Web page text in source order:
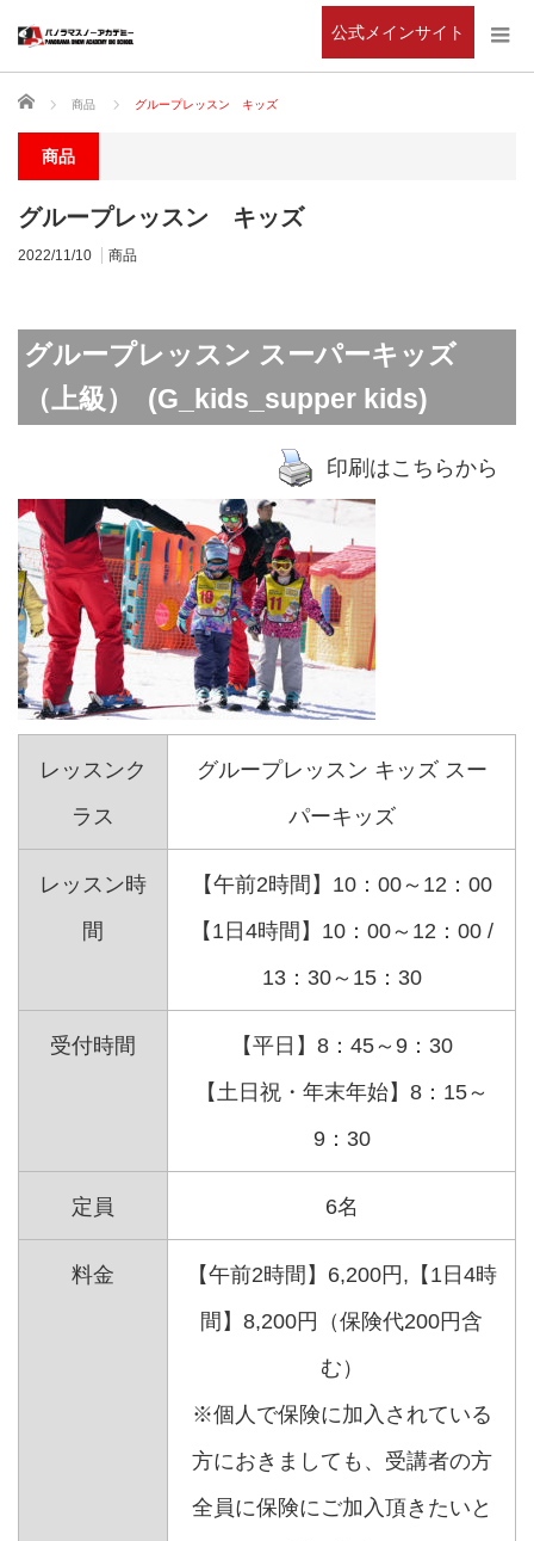
公式メインサイト
ホーム 商品 グループレッスン キッズ
商品
グループレッスン キッズ
2022/11/10 商品
グループレッスン スーパーキッズ
（上級） (G_kids_supper kids)
印刷はこちらから
レッスンク
ラス
グループレッスン キッズ スー
パーキッズ
レッスン時
間
【午前2時間】10：00～12：00
【1日4時間】10：00～12：00 /
13：30～15：30
受付時間
【平日】8：45～9：30
【土日祝・年末年始】8：15～
9：30
定員 6名
料金
【午前2時間】6,200円,【1日4時
間】8,200円（保険代200円含
む）
※個人で保険に加入されている
方におきましても、受講者の方
全員に保険にご加入頂きたいと